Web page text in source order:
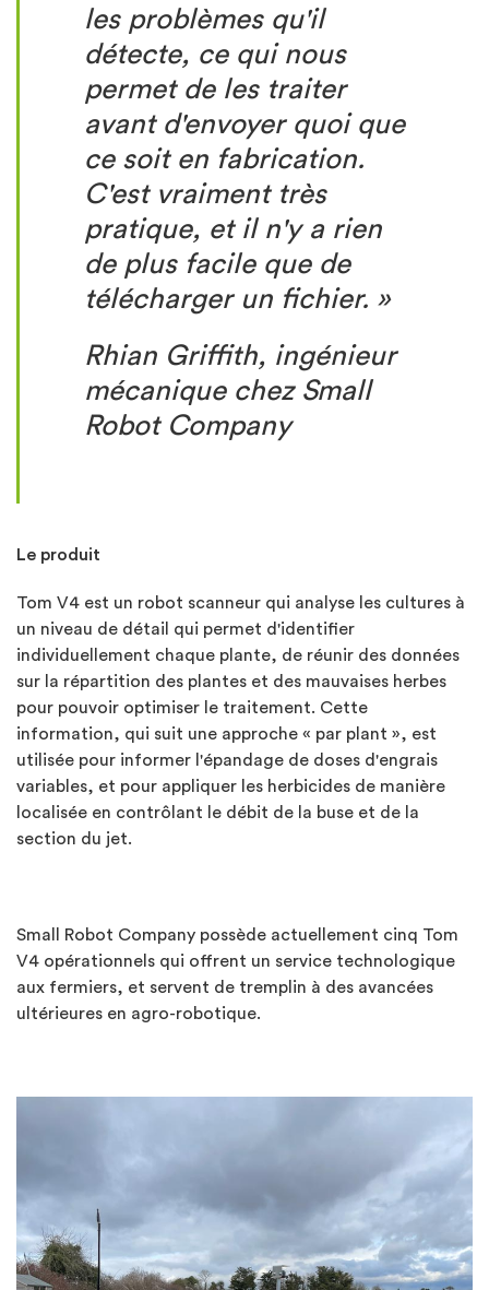
les problèmes qu'il
détecte, ce qui nous
permet de les traiter
avant d'envoyer quoi que
ce soit en fabrication.
C'est vraiment très
pratique, et il n'y a rien
de plus facile que de
télécharger un fichier. »
Rhian Griffith, ingénieur
mécanique chez Small
Robot Company
Le produit
Tom V4 est un robot scanneur qui analyse les cultures à
un niveau de détail qui permet d'identifier
individuellement chaque plante, de réunir des données
sur la répartition des plantes et des mauvaises herbes
pour pouvoir optimiser le traitement. Cette
information, qui suit une approche « par plant », est
utilisée pour informer l'épandage de doses d'engrais
variables, et pour appliquer les herbicides de manière
localisée en contrôlant le débit de la buse et de la
section du jet.
Small Robot Company possède actuellement cinq Tom
V4 opérationnels qui offrent un service technologique
aux fermiers, et servent de tremplin à des avancées
ultérieures en agro-robotique.